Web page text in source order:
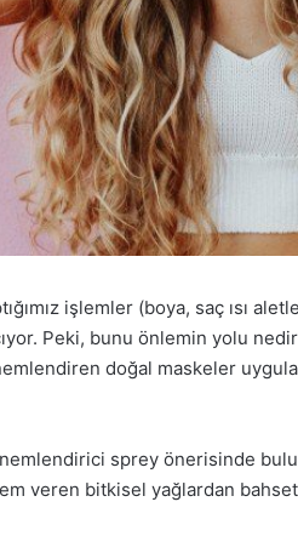
işlemler (boya, saç ısı
Peki, bunu önlemin yolu
doğal maskeler
nemlendirici sprey önerisinde
veren bitkisel yağlardan